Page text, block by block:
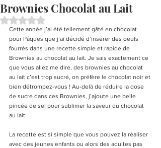
Brownies Chocolat au Lait
Noté NaN étoiles sur 5.
Cette année j’ai été tellement gâté en chocolat
pour Pâques que j’ai décidé d’insérer des oeufs
fourrés dans une recette simple et rapide de
Brownies au chocolat au lait. Je sais exactement ce
que vous allez me dire, des brownies au chocolat
au lait c’est trop sucré, on préfère le chocolat noir et
bien détrompez-vous ! Au-delà de réduire la dose
de sucre dans ces Brownies, j’ajoute une belle
pincée de sel pour sublimer la saveur du chocolat
au lait.
La recette est si simple que vous pouvez la réaliser
avec des jeunes enfants ou alors des adultes pas